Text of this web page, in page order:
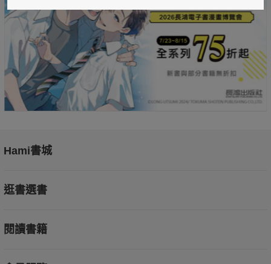
Hami書城
逛書選書
閱讀書籍